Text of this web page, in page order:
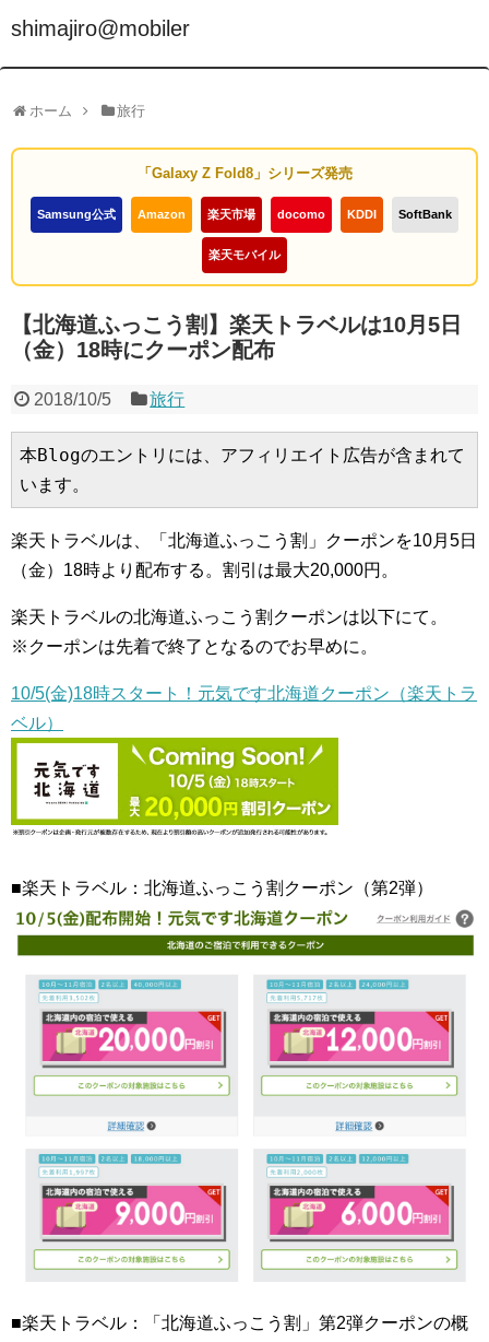
shimajiro@mobiler
ホーム 旅行
「Galaxy Z Fold8」シリーズ発売
Samsung公式 Amazon 楽天市場 docomo KDDI SoftBank
楽天モバイル
【北海道ふっこう割】楽天トラベルは10月5日
（金）18時にクーポン配布
2018/10/5 旅行
本Blogのエントリには、アフィリエイト広告が含まれて
います。
楽天トラベルは、「北海道ふっこう割」クーポンを10月5日
（金）18時より配布する。割引は最大20,000円。
楽天トラベルの北海道ふっこう割クーポンは以下にて。
※クーポンは先着で終了となるのでお早めに。
10/5(金)18時スタート！元気です北海道クーポン（楽天トラ
ベル）
■楽天トラベル：北海道ふっこう割クーポン（第2弾）
■楽天トラベル：「北海道ふっこう割」第2弾クーポンの概